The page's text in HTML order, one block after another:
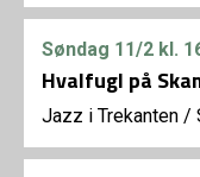
Søndag 11/2 kl.
Hvalfugl på
Jazz i Trekanten /